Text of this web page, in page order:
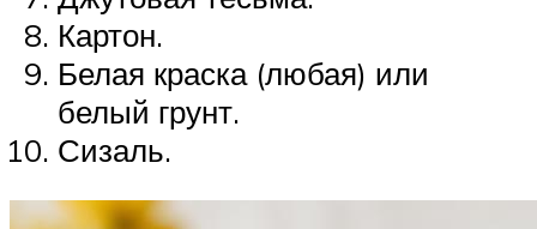
Картон.
Белая краска (любая) или
белый грунт.
Сизаль.